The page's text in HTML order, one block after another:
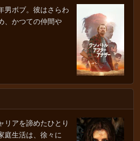
男ボブ。彼はさらわ
、かつての仲間や
リアを諦めたひとり
庭生活は、徐々に